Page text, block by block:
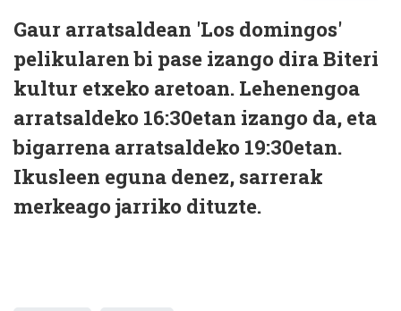
Gaur arratsaldean 'Los domingos'
pelikularen bi pase izango dira Biteri
kultur etxeko aretoan. Lehenengoa
arratsaldeko 16:30etan izango da, eta
bigarrena arratsaldeko 19:30etan.
Ikusleen eguna denez, sarrerak
merkeago jarriko dituzte.